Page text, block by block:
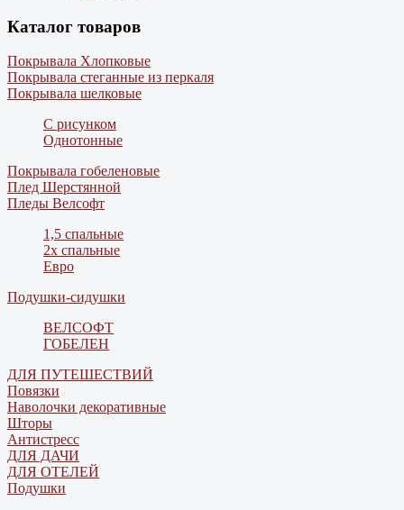
Каталог товаров
Покрывала Хлопковые
Покрывала стеганные из перкаля
Покрывала шелковые
С рисунком
Однотонные
Покрывала гобеленовые
Плед Шерстянной
Пледы Велсофт
1,5 спальные
2х спальные
Евро
Подушки-сидушки
ВЕЛСОФТ
ГОБЕЛЕН
ДЛЯ ПУТЕШЕСТВИЙ
Повязки
Наволочки декоративные
Шторы
Антистресс
ДЛЯ ДАЧИ
ДЛЯ ОТЕЛЕЙ
Подушки